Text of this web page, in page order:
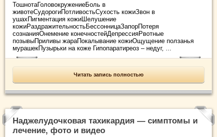
ТошнотаГоловокружениеБоль в
животеСудорогиПотливостьСухость кожиЗвон в
ушахПигментация кожиШелушение
кожиРаздражительностьБессонницаЗапорПотеря
сознанияОнемение конечностейДепрессияРвотные
позывыПриливы жараПокалывание кожиОщущение ползанья
мурашекПузырьки на коже Гипопаратиреоз – недуг, ...
Читать запись полностью
Наджелудочковая тахикардия — симптомы и
лечение, фото и видео